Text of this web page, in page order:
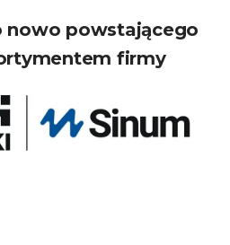
nowo powstającego
firmy